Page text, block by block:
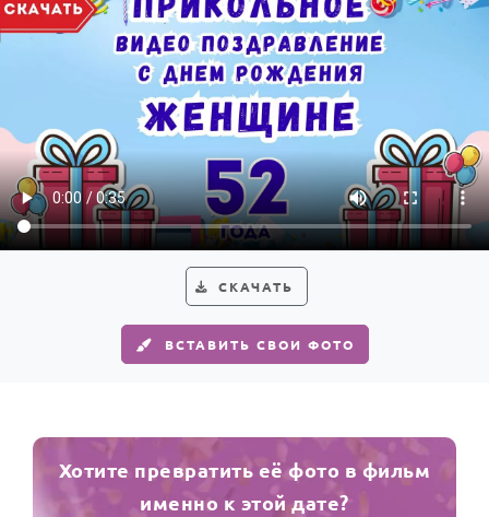
СКАЧАТЬ
ВСТАВИТЬ СВОИ ФОТО
Хотите превратить её фото в фильм
именно к этой дате?